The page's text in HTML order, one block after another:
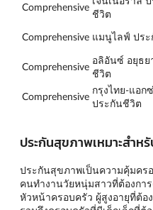
Comprehensive
ชีวิต
Comprehensive แมนูไลฟ์ ปร
Comprehensive
อลิอันซ์ อยุธย
ชีวิต
Comprehensive
กรุงไทย-แอก
ประกันชีวิต
ประกันสุขภาพเหมาะสำหรั
ประกันสุขภาพเป็นความคุ้มคร
คนทำงานวัยหนุ่มสาวที่ต้องกา
หัวหน้าครอบครัว ผู้สูงอายุที่ต้อ